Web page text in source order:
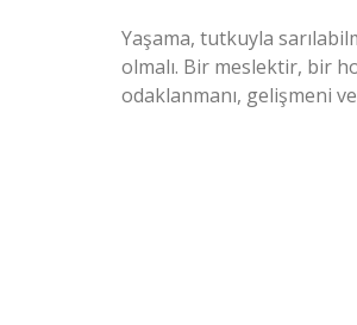
Yaşama, tutkuyla
olmalı. Bir meslektir, bir
odaklanmanı, gelişmeni